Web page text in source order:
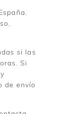
si las
Si
de envío